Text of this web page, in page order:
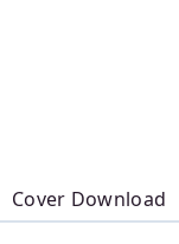
Cover Download